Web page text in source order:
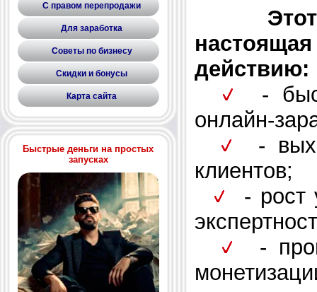
С правом перепродажи
Для заработка
Советы по бизнесу
Скидки и бонусы
Карта сайта
Быстрые деньги на простых
запусках
действию:
-
онлайн-
-
клиентов;
- рост
-